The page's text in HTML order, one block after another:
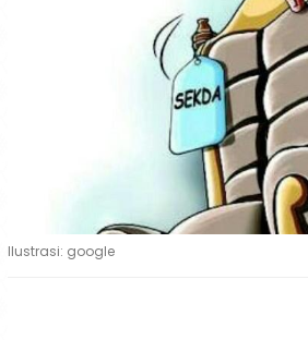
Ilustrasi: google